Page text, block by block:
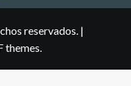
reservados. |
themes.